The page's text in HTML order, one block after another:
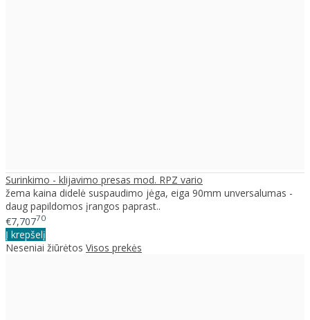
Surinkimo - klijavimo presas mod. RPZ vario
žema kaina didelė suspaudimo jėga, eiga 90mm unversalumas -
daug papildomos įrangos paprast..
€7,70770
Į krepšelį
Neseniai žiūrėtos Visos prekės